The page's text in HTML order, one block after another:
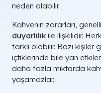
neden olabilir.
Kahvenin zararları,
duyarlılık ile ilişkilidir.
farklı olabilir. Bazı
içtiklerinde bile yan
daha fazla miktarda
yaşamazlar.